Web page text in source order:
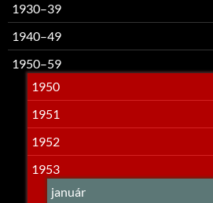
1930–39
1940–49
1950–59
1950
1951
1952
1953
január